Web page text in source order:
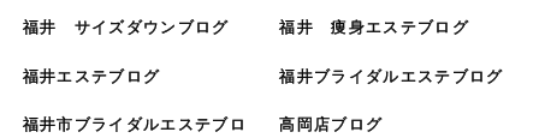
福井 サイズダウンブログ 福井 痩身エステブログ
福井エステブログ 福井ブライダルエステブログ
福井市ブライダルエステブロ
高岡店ブログ